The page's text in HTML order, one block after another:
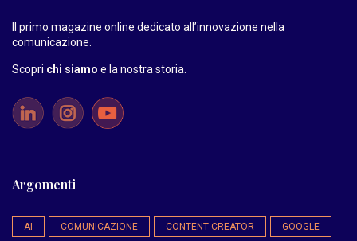
Il primo magazine online dedicato all’innovazione nella
comunicazione.
Scopri chi siamo e la nostra storia
Argomenti
AI COMUNICAZIONE CONTENT CREATOR GOOGLE